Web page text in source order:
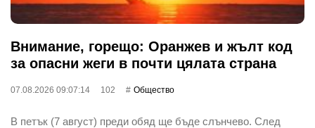
Внимание, горещо: Оранжев и жълт код
за опасни жеги в почти цялата страна
07.08.2026 09:07:14 102 Общество
В петък (7 август) преди обяд ще бъде слънчево. След